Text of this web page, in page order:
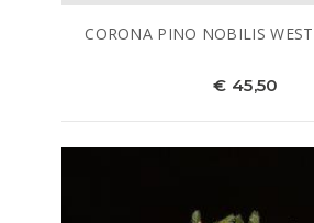
CORONA PINO NOBILIS
€ 45,50